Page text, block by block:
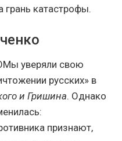
грань катастрофы.
уверяли свою
русских» в
и Гришина. Однако
признают,